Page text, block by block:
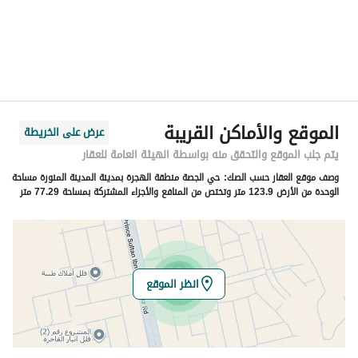
رقم المبنى
3832
الرقم الاضافي
6686
خط العرض
24.351831885429185
خط الطول
39.604121398868365
تفاصيل العقار
نوع الإعلان للبيع
الموقع والأماكن القريبة
عرض على الخريطة
يتم جلب الموقع والتحقق منه بواسطة الهيئة العامة للعقار
وصف موقع العقار حسب الصك: حي الجصة منطقة الهجرة بمدينة المدينة المنورة مساحة
الوحدة من الأرض 123.9 متر وتختص من المنافع والأجزاء المشتركة بمساحة 77.29 متر
انظر الموقع